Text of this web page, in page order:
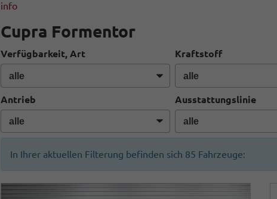
info
Cupra Formentor
Verfügbarkeit, Art Kraftstoff
Antrieb Ausstattungslinie
In Ihrer aktuellen Filterung befinden sich 85 Fahrzeuge: